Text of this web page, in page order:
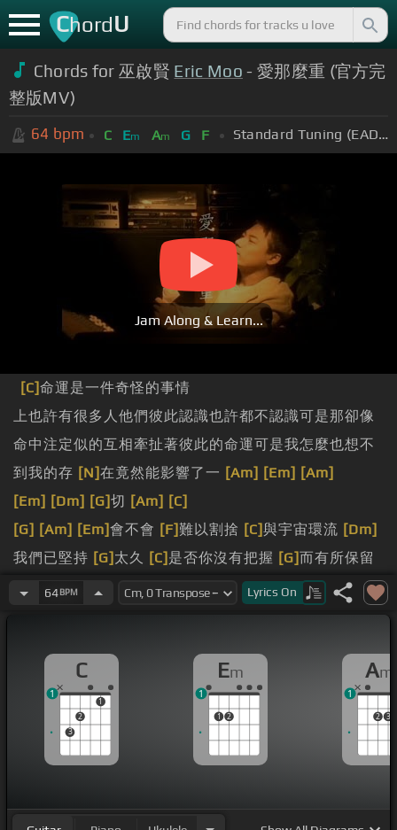
ChordU
Chords for 巫啟賢 Eric Moo - 愛那麼重 (官方完
整版MV)
64 bpm C Em Am G F Standard Tuning (EADGBE)
Jam Along & Learn...
[C]命運是一件奇怪的事情
上也許有很多人他們彼此認識也許都不認識可是那卻像
命中注定似的互相牽扯著彼此的命運可是我怎麼也想不
到我的存 [N]在竟然能影響了一 [Am] [Em] [Am]
[Em] [Dm] [G]切 [Am] [C]
[G] [Am] [Em]會不會 [F]難以割捨 [C]與宇宙環流 [Dm]
我們已堅持 [G] 太久 [C] 是否你沒有把握 [G]而有所保留
[Am]我卻為你放棄 [Em] 了自我是否[F]我給你太快 [C]
願犯下的錯愛那麼重愛[Em]
再好這一 切再也不能阻止
你逃愛那麼重
[Em]那麼痛給 我再多承諾也[Em]
只是空如果
太苦把[C]我忘掉一顆心只求你真正的明瞭不
[Am]
[Em]
[F] [G] [C] 為就此結束 [G]就此分手
愛卻分明
[Dm]我們已堅持太久是否[C]你沒有把握
64BPM Lyrics On
C
3
2
1
1
Em
1 2
1
Am
2 3
1